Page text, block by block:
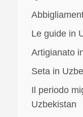
Le guide in
Artigianato
Seta in
Il periodo
Uzbekistan